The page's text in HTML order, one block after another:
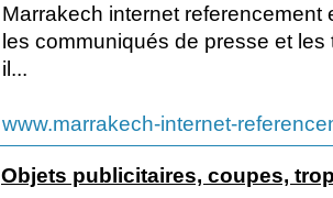
Marrakech internet
les communiqués de presse et
il...
www.marrakech-internet-
Objets publicitaires, coupes,